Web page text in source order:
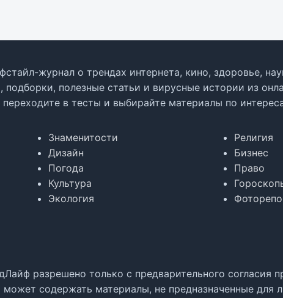
журнал о трендах интернета, кино, здоровье,
полезные статьи и вирусные истории из
в тесты и выбирайте материалы по
Знаменитости
Дизайн
Погода
Культура
Экология
Религия
Бизнес
Право
разрешено только с предварительного согласия
содержать материалы, не предназначенные для